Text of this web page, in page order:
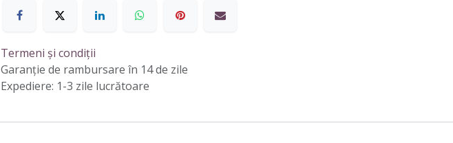
Termeni și condiții
Garanție de rambursare în 14 de zile
Expediere: 1-3 zile lucrătoare